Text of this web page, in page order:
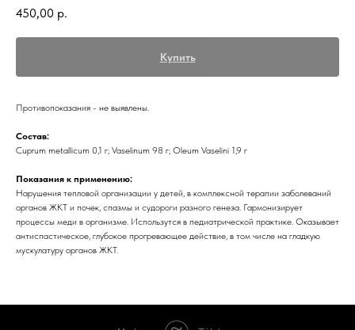
450,00 р.
Купить
Противопоказания - не выявлены.
Состав:
Cuprum metallicum 0,1 г; Vaselinum 98 г; Oleum Vaselini 1,9 г
Показания к применению:
Нарушения тепловой организации у детей, в комплексной терапии заболеваний
органов ЖКТ и почек, спазмы и судороги разного генеза. Гармонизирует
процессы меди в организме. Использутся в педиатрической практике. Оказывает
антиспастическое, глубокое прогревающее действие, в том числе на гладкую
мускулатуру органов ЖКТ.